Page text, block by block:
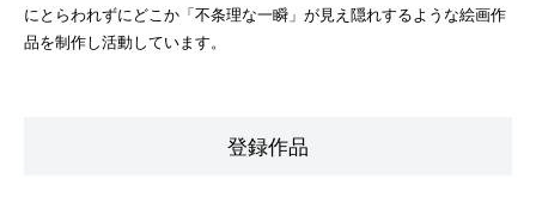
にとらわれずにどこか「不条理な一瞬」が見え隠れするような絵画作
品を制作し活動しています。
登録作品